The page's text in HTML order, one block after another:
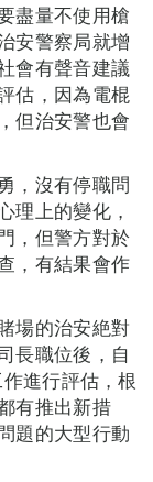
盡量不使用槍
安警察局就增
會有聲音建議
估，因為電棍
但治安警也會
，沒有停職問
理上的變化，
，但警方對於
，有結果會作
場的治安絶對
長職位後，自
進行評估，根
有推出新措
題的大型行動